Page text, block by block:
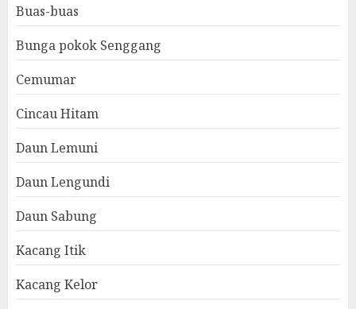
Buas-buas
Bunga pokok Senggang
Cemumar
Cincau Hitam
Daun Lemuni
Daun Lengundi
Daun Sabung
Kacang Itik
Kacang Kelor